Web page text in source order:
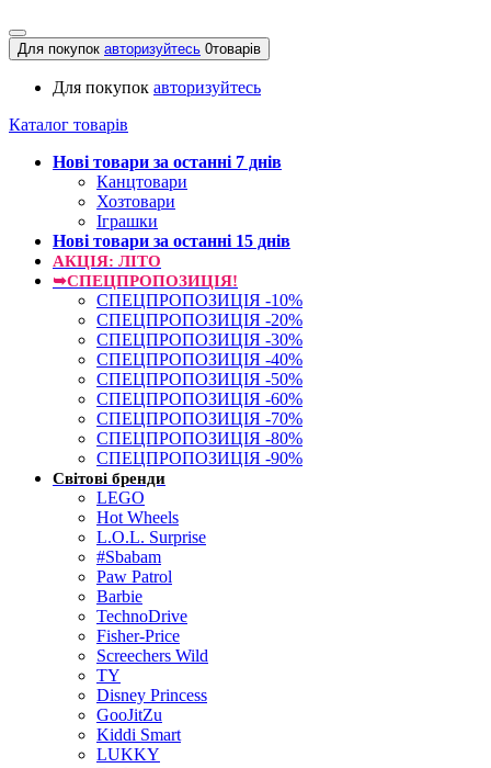
Для покупок авторизуйтесь 0товарів
Для покупок авторизуйтесь
Каталог товарів
Нові товари за останнi 7 днiв
Канцтовари
Хозтовари
Іграшки
Нові товари за останнi 15 днiв
АКЦІЯ: ЛІТО
➥СПЕЦПРОПОЗИЦІЯ!
СПЕЦПРОПОЗИЦІЯ -10%
СПЕЦПРОПОЗИЦІЯ -20%
СПЕЦПРОПОЗИЦІЯ -30%
СПЕЦПРОПОЗИЦІЯ -40%
СПЕЦПРОПОЗИЦІЯ -50%
СПЕЦПРОПОЗИЦІЯ -60%
СПЕЦПРОПОЗИЦІЯ -70%
СПЕЦПРОПОЗИЦІЯ -80%
СПЕЦПРОПОЗИЦІЯ -90%
Світові бренди
LEGO
Hot Wheels
L.O.L. Surprise
#Sbabam
Paw Patrol
Barbie
TechnoDrive
Fisher-Price
Screechers Wild
TY
Disney Princess
GooJitZu
Kiddi Smart
LUKKY